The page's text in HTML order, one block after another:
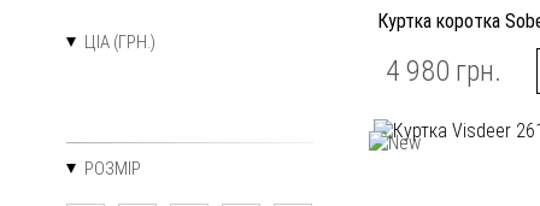
ЦІА (ГРН.)
РОЗМІР
Куртка коротка
4 980 грн.